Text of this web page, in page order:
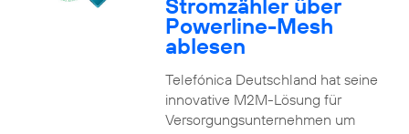
Stromzähler über
Powerline-Mesh
ablesen
Telefónica Deutschland hat seine
innovative M2M-Lösung für
Versorgungsunternehmen um